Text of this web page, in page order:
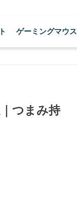
ゲーミングマウス
つまみ持